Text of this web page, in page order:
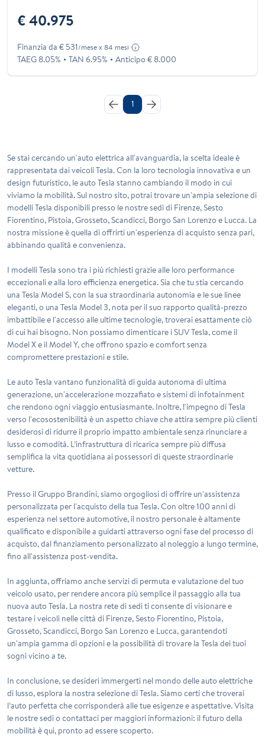
€ 40.975
Finanzia da € 531/mese x 84 mesi
TAEG 8.05% TAN 6.95% Anticipo € 8.000
1
Se stai cercando un'auto elettrica all'avanguardia, la scelta ideale è
rappresentata dai veicoli Tesla. Con la loro tecnologia innovativa e un
design futuristico, le auto Tesla stanno cambiando il modo in cui
viviamo la mobilità. Sul nostro sito, potrai trovare un'ampia selezione di
modelli Tesla disponibili presso le nostre sedi di Firenze, Sesto
Fiorentino, Pistoia, Grosseto, Scandicci, Borgo San Lorenzo e Lucca. La
nostra missione è quella di offrirti un'esperienza di acquisto senza pari,
abbinando qualità e convenienza.
I modelli Tesla sono tra i più richiesti grazie alle loro performance
eccezionali e alla loro efficienza energetica. Sia che tu stia cercando
una Tesla Model S, con la sua straordinaria autonomia e le sue linee
eleganti, o una Tesla Model 3, nota per il suo rapporto qualità-prezzo
imbattibile e l'accesso alle ultime tecnologie, troverai esattamente ciò
di cui hai bisogno. Non possiamo dimenticare i SUV Tesla, come il
Model X e il Model Y, che offrono spazio e comfort senza
compromettere prestazioni e stile.
Le auto Tesla vantano funzionalità di guida autonoma di ultima
generazione, un'accelerazione mozzafiato e sistemi di infotainment
che rendono ogni viaggio entusiasmante. Inoltre, l'impegno di Tesla
verso l'ecosostenibilità è un aspetto chiave che attira sempre più clienti
desiderosi di ridurre il proprio impatto ambientale senza rinunciare a
lusso e comodità. L’infrastruttura di ricarica sempre più diffusa
semplifica la vita quotidiana ai possessori di queste straordinarie
vetture.
Presso il Gruppo Brandini, siamo orgogliosi di offrire un'assistenza
personalizzata per l'acquisto della tua Tesla. Con oltre 100 anni di
esperienza nel settore automotive, il nostro personale è altamente
qualificato e disponibile a guidarti attraverso ogni fase del processo di
acquisto, dal finanziamento personalizzato al noleggio a lungo termine,
fino all'assistenza post-vendita.
In aggiunta, offriamo anche servizi di permuta e valutazione del tuo
veicolo usato, per rendere ancora più semplice il passaggio alla tua
nuova auto Tesla. La nostra rete di sedi ti consente di visionare e
testare i veicoli nelle città di Firenze, Sesto Fiorentino, Pistoia,
Grosseto, Scandicci, Borgo San Lorenzo e Lucca, garantendoti
un'ampia gamma di opzioni e la possibilità di trovare la Tesla dei tuoi
sogni vicino a te.
In conclusione, se desideri immergerti nel mondo delle auto elettriche
di lusso, esplora la nostra selezione di Tesla. Siamo certi che troverai
l’auto perfetta che corrisponderà alle tue esigenze e aspettative. Visita
le nostre sedi o contattaci per maggiori informazioni: il futuro della
mobilità è qui, pronto ad essere scoperto.